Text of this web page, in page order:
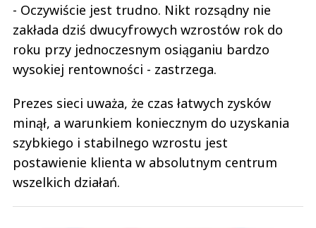
- Oczywiście jest trudno. Nikt rozsądny nie
zakłada dziś dwucyfrowych wzrostów rok do
roku przy jednoczesnym osiąganiu bardzo
wysokiej rentowności - zastrzega.
Prezes sieci uważa, że czas łatwych zysków
minął, a warunkiem koniecznym do uzyskania
szybkiego i stabilnego wzrostu jest
postawienie klienta w absolutnym centrum
wszelkich działań.